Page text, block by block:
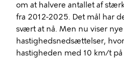
om at halvere antallet af
fra 2012-2025. Det mål har
svært at nå. Men nu viser
hastighedsnedsættelser,
hastigheden med 10 km/t